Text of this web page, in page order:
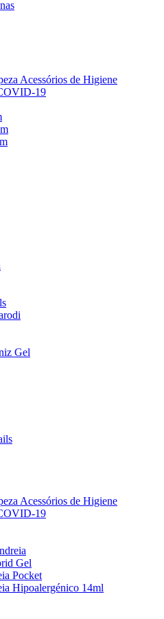
Acessórios de Higiene
19
Gel
Acessórios de Higiene
19
Gel
Pocket
Hipoalergénico 14ml